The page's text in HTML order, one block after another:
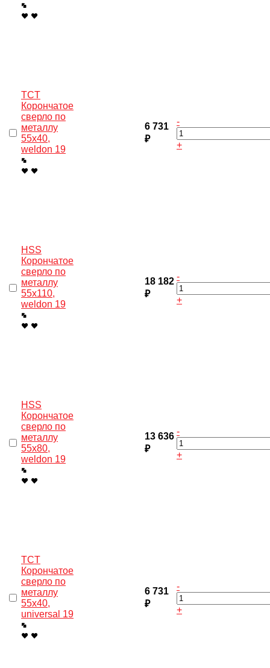
TCT
Корончатое
сверло по
металлу
55x40,
weldon 19
6 731
₽
-
+
HSS
Корончатое
сверло по
металлу
55x110,
weldon 19
18 182
₽
-
+
HSS
Корончатое
сверло по
металлу
55x80,
weldon 19
13 636
₽
-
+
TCT
Корончатое
сверло по
металлу
55x40,
universal 19
6 731
₽
-
+